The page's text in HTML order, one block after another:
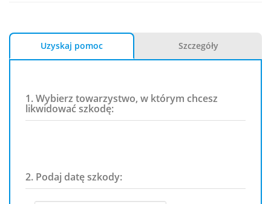
Uzyskaj pomoc Szczegóły
1. Wybierz towarzystwo, w którym chcesz
likwidować szkodę:
2. Podaj datę szkody: